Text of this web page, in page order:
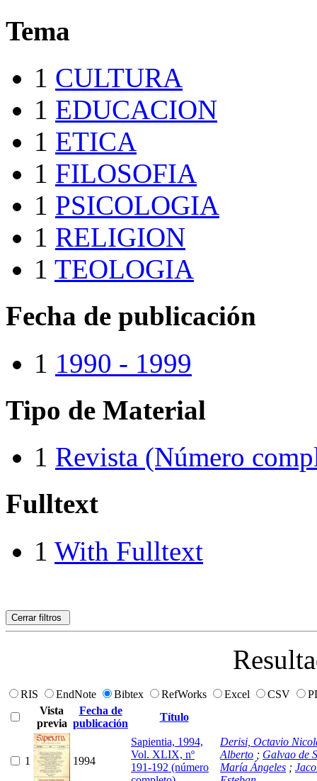
Tema
1 CULTURA
1 EDUCACION
1 ETICA
1 FILOSOFIA
1 PSICOLOGIA
1 RELIGION
1 TEOLOGIA
Fecha de publicación
1 1990 - 1999
Tipo de Material
1 Revista (Número
Fulltext
1 With Fulltext
Cerrar filtros
RIS EndNote Bibtex RefWorks Excel CSV
Vista
previa
Fecha de
publicación
Título
1 1994
Sapientia, 1994,
Vol. XLIX, nº
191-192 (número
Derisi, Octavio
Alberto ; Galvao de
María Ángeles ;